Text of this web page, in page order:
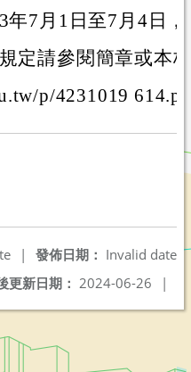
年7月1日至7月4日
定請參閱簡章或本
p/4231019
發佈日期： Invalid date
|
更新日期： 2024-06-26 |